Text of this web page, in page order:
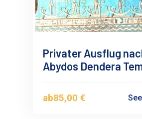
Privater Ausflug
Abydos Dendera
ab85,00 €